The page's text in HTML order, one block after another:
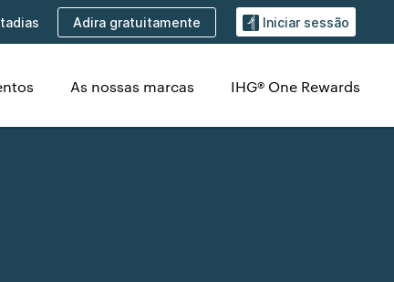
Adira gratuitamente Iniciar sessão
As nossas marcas IHG® One Rewards